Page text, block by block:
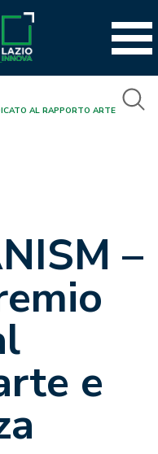
AL RAPPORTO ARTE
–
e